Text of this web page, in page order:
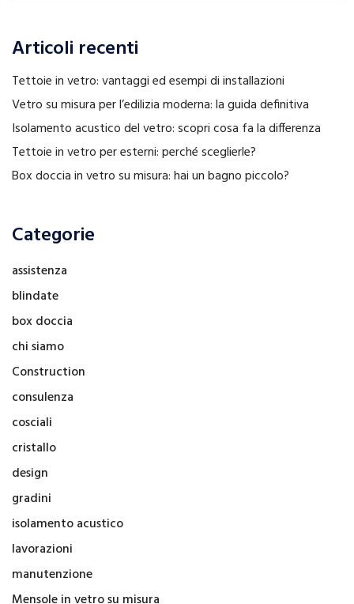
Articoli recenti
Tettoie in vetro: vantaggi ed esempi di installazioni
Vetro su misura per l’edilizia moderna: la guida definitiva
Isolamento acustico del vetro: scopri cosa fa la differenza
Tettoie in vetro per esterni: perché sceglierle?
Box doccia in vetro su misura: hai un bagno piccolo?
Categorie
assistenza
blindate
box doccia
chi siamo
Construction
consulenza
cosciali
cristallo
design
gradini
isolamento acustico
lavorazioni
manutenzione